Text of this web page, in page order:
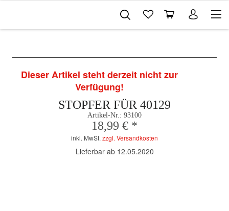
Dieser Artikel steht derzeit nicht zur
Verfügung!
STOPFER FÜR 40129
Artikel-Nr.: 93100
18,99 € *
inkl. MwSt. zzgl. Versandkosten
Lieferbar ab 12.05.2020